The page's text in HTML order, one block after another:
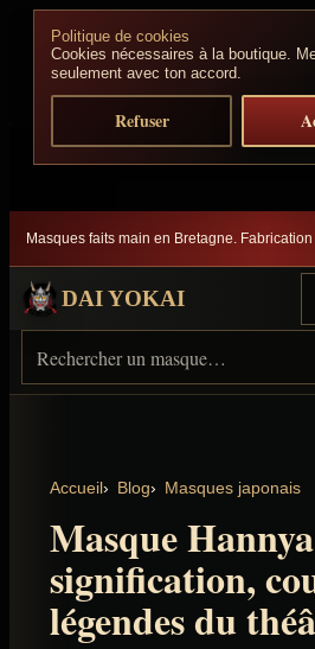
Politique de cookies
Cookies nécessaires à la boutique.
seulement avec ton accord.
Refuser
Aller au contenu
DAI YOKAI
Accueil Blog Masques japonais
Masque
signification,
légendes du